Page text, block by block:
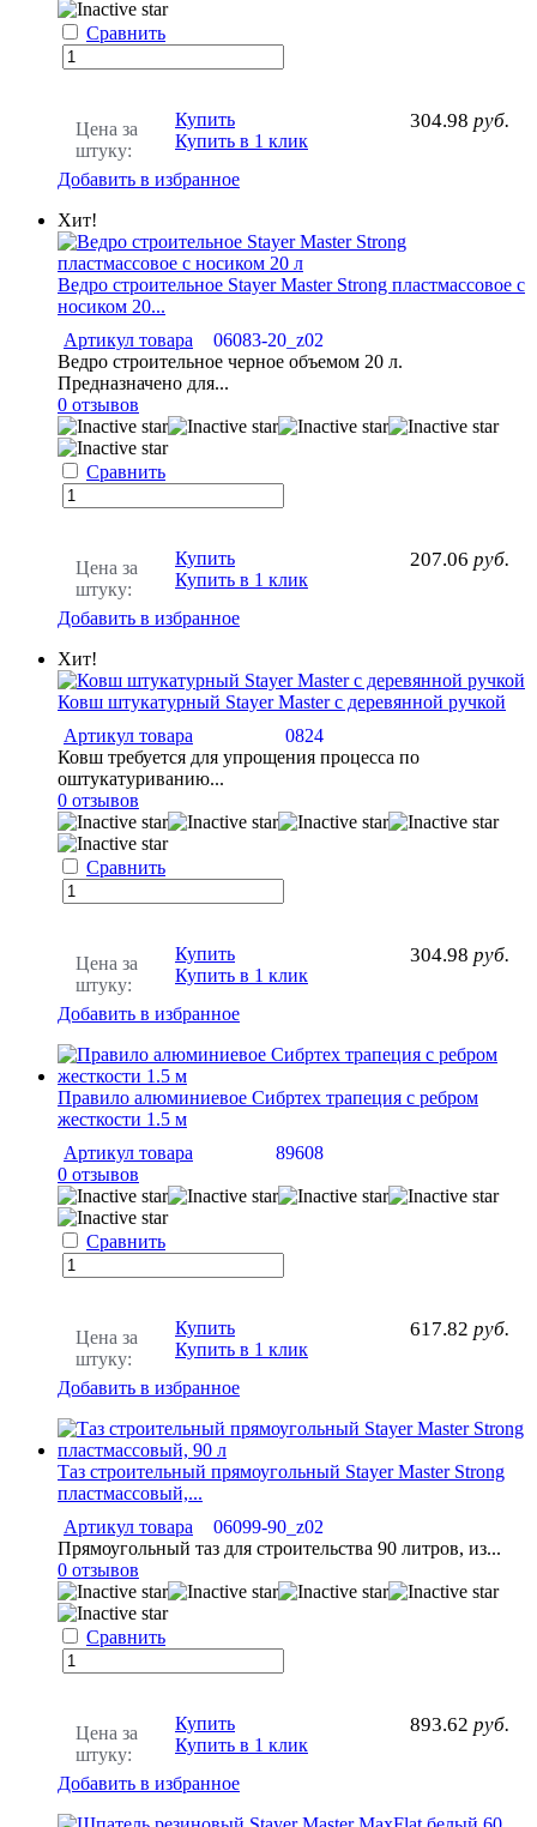
Сравнить
Цена за
штуку:
304.98 руб.
Купить
Купить в 1 клик
Добавить в избранное
Хит!
Ведро строительное Stayer Master Strong пластмассовое с
носиком 20...
Артикул товара
06083-20_z02
Ведро строительное черное объемом 20 л.
Предназначено для...
0 отзывов
Сравнить
Цена за
штуку:
207.06 руб.
Купить
Купить в 1 клик
Добавить в избранное
Хит!
Ковш штукатурный Stayer Master с деревянной ручкой
Артикул товара
0824
Ковш требуется для упрощения процесса по
оштукатуриванию...
0 отзывов
Сравнить
Цена за
штуку:
304.98 руб.
Купить
Купить в 1 клик
Добавить в избранное
Правило алюминиевое Сибртех трапеция с ребром
жесткости 1.5 м
Артикул товара
89608
0 отзывов
Сравнить
Цена за
штуку:
617.82 руб.
Купить
Купить в 1 клик
Добавить в избранное
Таз строительный прямоугольный Stayer Master Strong
пластмассовый,...
Артикул товара
06099-90_z02
Прямоугольный таз для строительства 90 литров, из...
0 отзывов
Сравнить
Цена за
штуку:
893.62 руб.
Купить
Купить в 1 клик
Добавить в избранное